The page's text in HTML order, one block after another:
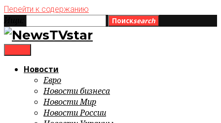
Перейти к содержанию
Поискsearch
Новости
Евро
Новости бизнеса
Новости Мир
Новости России